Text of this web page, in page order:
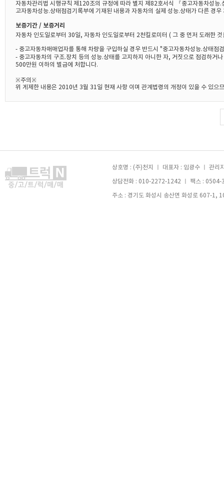
자동차관리법 시행규칙 제120조의 규정에 따라 별지 제82호서식 『중고자동차성
고자동차성능.상태점검기록부에 기재된 내용과 자동차의 실제 성능.상태가 다른 경
보증기간 / 보증거리
자동차 인도일로부터 30일, 자동차 인도일로부터 2천킬로미터 ( 그 중 먼저 도래한
- 중고자동차매매업자를 통해 차량을 구입하실 경우 반드시 "중고자동차성능.상태
- 중고자동차의 구조.장치 등의 성능.상태를 고지하지 아니한 자, 거짓으로 점검하
500만원 이하의 벌금에 처합니다.
※주의※
위 게제한 내용은 2010년 3월 31일 현재 사항 이며 관계법령의 개정이 있을 수 있으
상호명 : (주)천지 ㅣ 대표자 : 임광수 ㅣ 관
상담전화 : 010-2272-1242 ㅣ 팩스 :
주소 : 경기도 화성시 송산면 화성로 607-